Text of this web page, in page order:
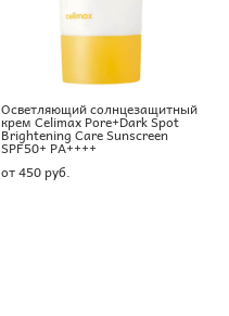
Осветляющий солнцезащитный
крем Celimax Pore+Dark Spot
Brightening Care Sunscreen
SPF50+ PA++++
от 450 pуб.